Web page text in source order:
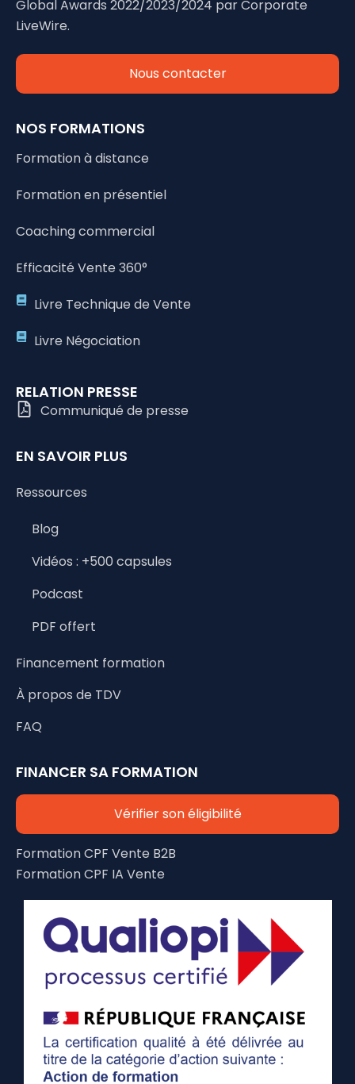
Global Awards 2022/2023/2024 par Corporate
LiveWire.
Nous contacter
NOS FORMATIONS
Formation à distance
Formation en présentiel
Coaching commercial
Efficacité Vente 360°
Livre Technique de Vente
Livre Négociation
RELATION PRESSE
Communiqué de presse
EN SAVOIR PLUS
Ressources
Blog
Vidéos : +500 capsules
Podcast
PDF offert
Financement formation
À propos de TDV
FAQ
FINANCER SA FORMATION
Vérifier son éligibilité
Formation CPF Vente B2B
Formation CPF IA Vente